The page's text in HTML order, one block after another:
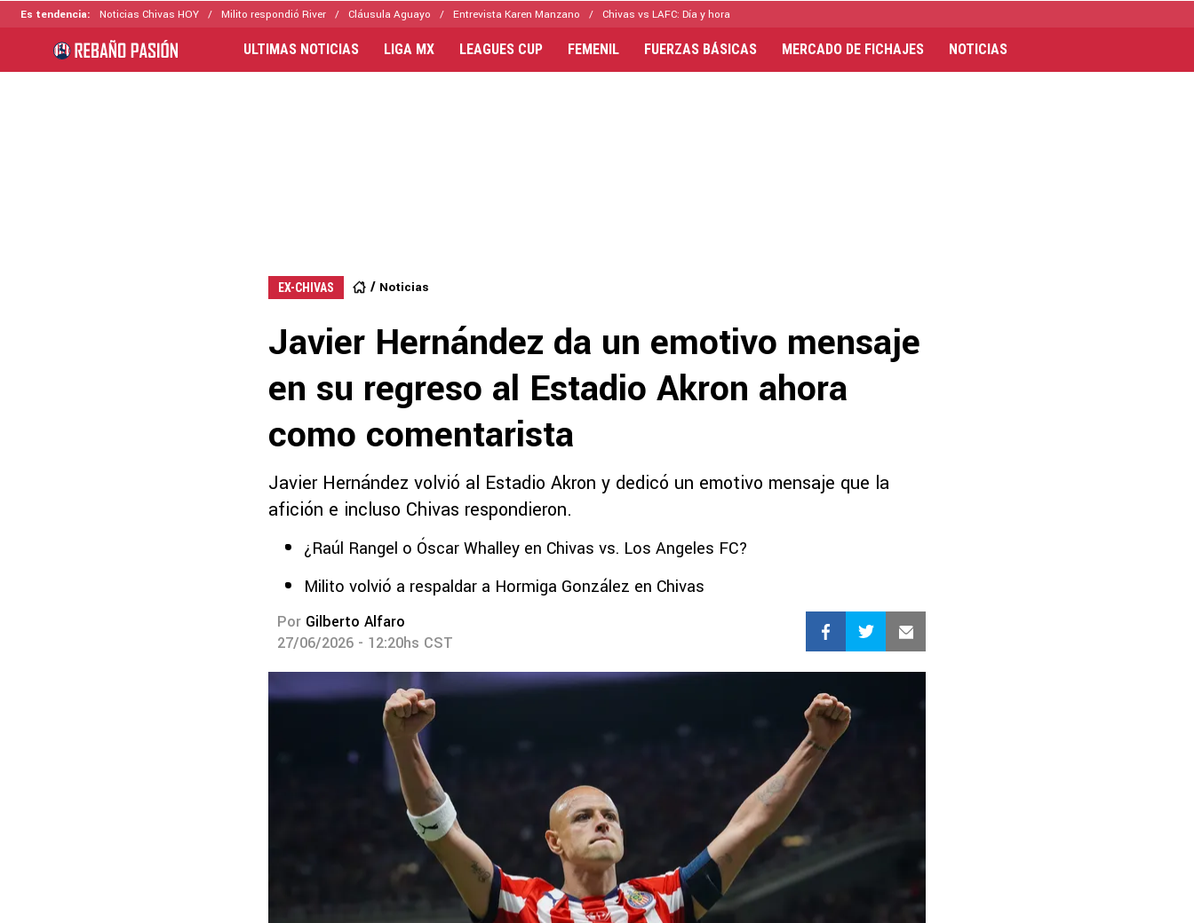
Es tendencia: Noticias Chivas HOY Milito respondió River Cláusula Aguayo Entrevista Karen Manzano Chivas vs LAFC: Día y hora
ULTIMAS NOTICIAS LIGA MX LEAGUES CUP FEMENIL FUERZAS BÁSICAS MERCADO DE FICHAJES NOTICIAS
EX-CHIVAS Noticias
Javier Hernández da un emotivo mensaje
en su regreso al Estadio Akron ahora
como comentarista
Javier Hernández volvió al Estadio Akron y dedicó un emotivo mensaje que la
afición e incluso Chivas respondieron.
¿Raúl Rangel o Óscar Whalley en Chivas vs. Los Angeles FC?
Milito volvió a respaldar a Hormiga González en Chivas
Por Gilberto Alfaro
27/06/2026 - 12:20hs CST